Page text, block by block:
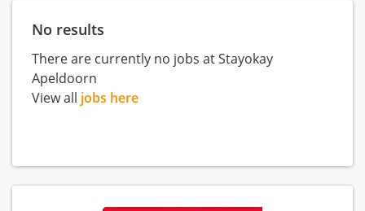
No results
There are currently no jobs at Stayokay
Apeldoorn
View all jobs here